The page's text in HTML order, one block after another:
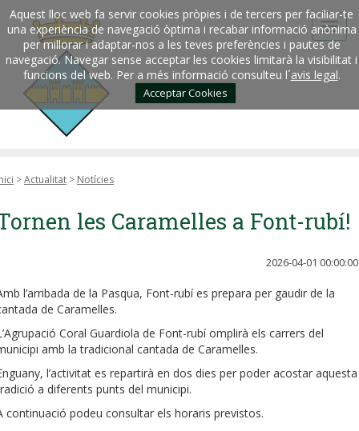
Aquest lloc web fa servir cookies pròpies i de tercers per faciliar-te
una experiència de navegació òptima i recabar informació anònima
per millorar i adaptar-nos a les teves preferències i pautes de
navegació. Navegar sense acceptar les cookies limitarà la visibilitat i
funcions del web. Per a més informació consulteu l´avis legal.
Acceptar Cookies
>Actualitat > Notícies
les Caramelles a Font-rubí!
2026-04-01 00:00:00
l’arribada de la Pasqua, Font-rubí es prepara per gaudir de la
de Caramelles.
Coral Guardiola de Font-rubí omplirà els carrers del
amb la tradicional cantada de Caramelles.
l’activitat es repartirà en dos dies per poder acostar aquesta
a diferents punts del municipi.
continuació podeu consultar els horaris previstos.